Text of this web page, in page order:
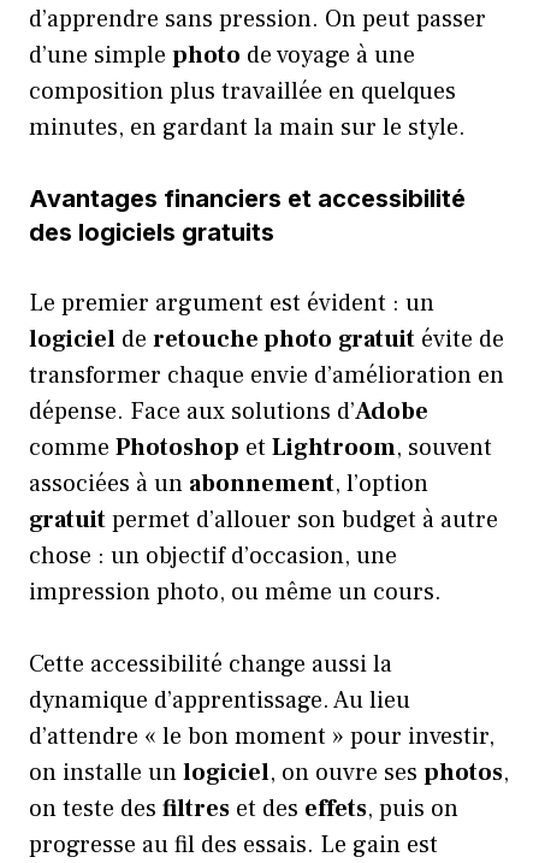
d’apprendre sans pression. On peut passer
d’une simple photo de voyage à une
composition plus travaillée en quelques
minutes, en gardant la main sur le style.
Avantages financiers et accessibilité
des logiciels gratuits
Le premier argument est évident : un
logiciel de retouche photo gratuit évite de
transformer chaque envie d’amélioration en
dépense. Face aux solutions d’Adobe
comme Photoshop etLightroom, souvent
associées à un abonnement, l’option
gratuitpermet d’allouer son budget à autre
chose : un objectif d’occasion, une
impression photo, ou même un cours.
Cette accessibilité change aussi la
dynamique d’apprentissage. Au lieu
d’attendre « le bon moment » pour investir,
on installe unlogiciel, on ouvre ses photos,
on teste des filtres et des effets, puis on
progresse au fil des essais. Le gain est